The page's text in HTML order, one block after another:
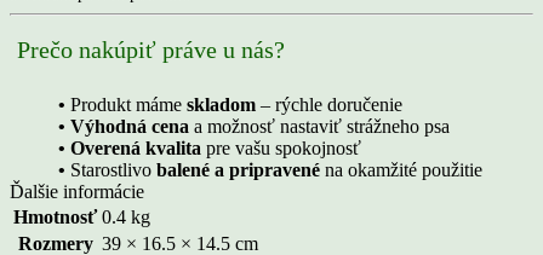
Prečo nakúpiť práve u nás?
• Produkt máme skladom – rýchle doručenie
• Výhodná cena a možnosť nastaviť strážneho psa
• Overená kvalita pre vašu spokojnosť
• Starostlivo balené a pripravené na okamžité použitie
Ďalšie informácie
Hmotnosť 0.4 kg
Rozmery 39 × 16.5 × 14.5 cm